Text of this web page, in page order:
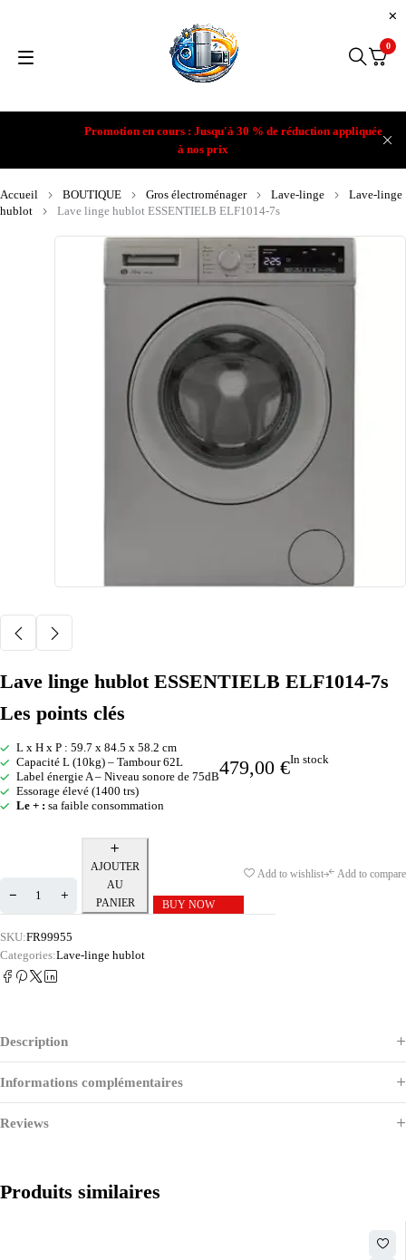
Promotion en cours : Jusqu'à 30 % de réduction appliquée
à nos prix
0
Accueil BOUTIQUE Gros électroménager Lave-linge
Lave-linge
hublot
Lave linge hublot ESSENTIELB ELF1014-7s
Lave linge hublot ESSENTIELB ELF1014-7s
Les points clés
L x H x P : 59.7 x 84.5 x 58.2 cm
Capacité L (10kg) – Tambour 62L
Label énergie A – Niveau sonore de 75dB
Essorage élevé (1400 trs)
Le + : sa faible consommation
479,00 €In stock
AJOUTER
AU
PANIER
BUY NOW
Add to wishlist Add to compare
SKU:FR99955
Categories:Lave-linge hublot
Description
Informations complémentaires
Reviews
Produits similaires